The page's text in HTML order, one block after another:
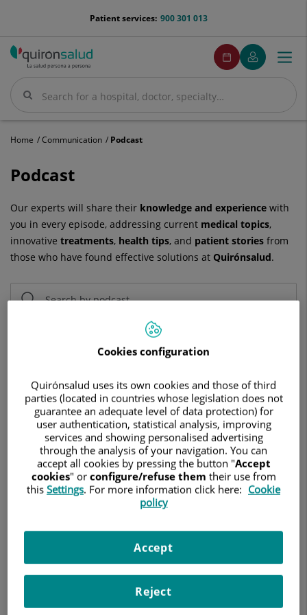
menu-
900 301 013
Patient services:
Search
Search
menuPedirCita
Make
an
appointment
My
Quirónsalud
Menu
Home Communication Podcast
Podcast
Podcast
Our experts will share their knowledge and experience with
you in every episode, addressing current medical topics,
innovative treatments, health tips, and patient stories from
those who have found effective solutions at Quirónsalud.
Clean search
Search
69 results
Cookies configuration
Quirónsalud uses its own cookies and those of third
parties (located in countries whose legislation does not
guarantee an adequate level of data protection) for
user authentication, statistical analysis, improving
services and showing personalised advertising
through the analysis of your navigation. You can
accept all cookies by pressing the button "Accept
cookies" or configure/refuse them their use from
this Settings. For more information click here: Cookie
policy
Reject
Accept